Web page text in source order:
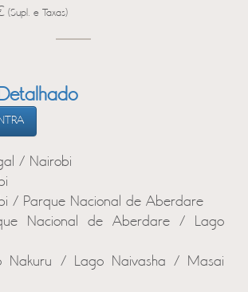
(Supl. e Taxas)
/ Nairobi
/ Parque Nacional de Aberdare
Nacional de Aberdare / Lago
Nakuru / Lago Naivasha / Masai